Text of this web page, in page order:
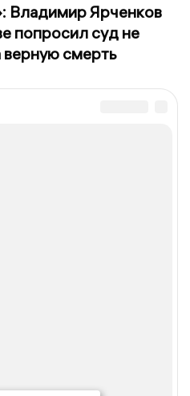
Владимир Ярченков
попросил суд не
верную смерть